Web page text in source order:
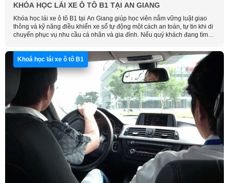
KHÓA HỌC LÁI XE Ô TÔ B1 TẠI AN GIANG
Khóa học lái xe ô tô B1 tại An Giang giúp học viên nắm vững luật giao
thông và kỹ năng điều khiển xe số tự động một cách an toàn, tự tin khi di
chuyển phục vụ nhu cầu cá nhân và gia đình. Nếu quý khách đang tìm
khóa học chi tiết.
Khoá học lái xe ô tô B1